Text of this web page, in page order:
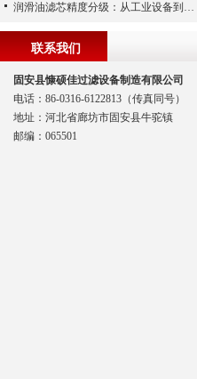
润滑油滤芯精度分级：从工业设备到精密系统的过滤密码
联系我们
固安县慷硕佳过滤设备制造有限公司
电话：86-0316-6122813（传真同号）
地址：河北省廊坊市固安县牛驼镇
邮编：065501